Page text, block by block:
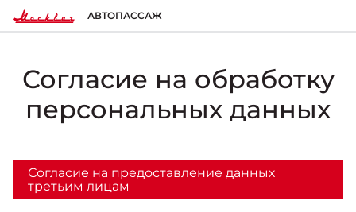
АВТОПАССАЖ
МОДЕЛЬНЫЙ РЯД
ПОКУПАТЕЛЯМ
Конфигуратор
ВЛАДЕЛЬЦАМ
Запись на сервис
О КОМПАНИИ
Реквизиты
Согласие на обработку
персональных данных
Согласие на предоставление данных
третьим лицам